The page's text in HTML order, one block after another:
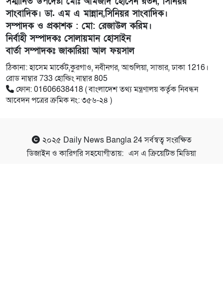
সাংবাদিক। ডা. এম এ মান্নান,সিনিয়র সাংবাদিক।
সম্পাদক ও প্রকাশক : মো: রেজাউল করিম।
নির্বাহী সম্পাদকঃ সোলায়মান হোসাইন
বার্তা সম্পাদকঃ জাকারিয়া আল ফয়সাল
ঠিকানা: হাসেম মার্কেট,কুরগাও, নবীনগর, আশুলিয়া, সাভার, ঢাকা 1216।
রোড নাম্বার 733 হোল্ডিং নাম্বার 805
ফোন: 01606638418 ( বাংলাদেশ তথ্য মন্ত্রণালয় কর্তৃক নিবন্ধন
আবেদন পত্রের ক্রমিক নং: ৩৫৬-২৪ )
২০২৫ Daily News Bangla 24সর্বস্বত্ব সংরক্ষিত
ডিজাইন ও কারিগরি সহযোগীতায়: এস এ ক্রিয়েটিভ মিডিয়া